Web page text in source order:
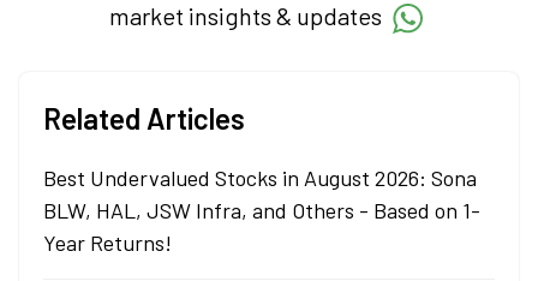
market insights & updates
Related Articles
Best Undervalued Stocks in August 2026: Sona
BLW, HAL, JSW Infra, and Others - Based on 1-
Year Returns!